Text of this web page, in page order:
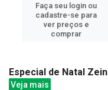
Faça seu login ou
cadastre-se para
ver preços e
comprar
Especial de Natal Zein
Veja mais